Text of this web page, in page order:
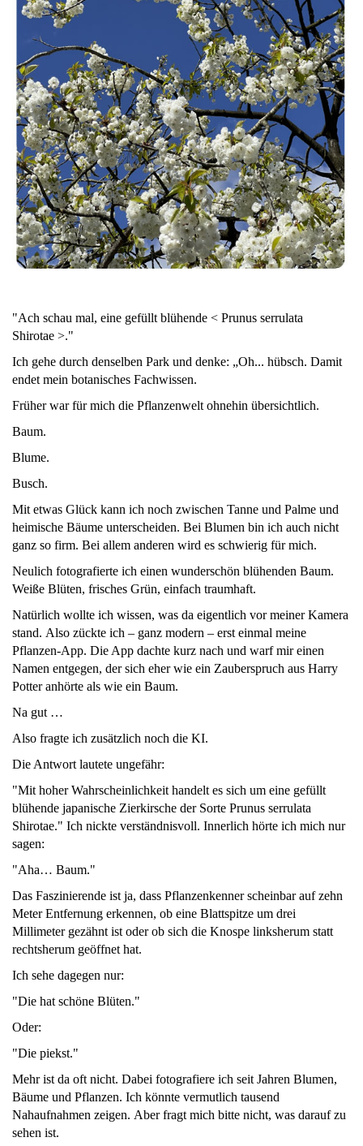
"Ach schau mal, eine gefüllt blühende < Prunus serrulata
Shirotae >."
Ich gehe durch denselben Park und denke: „Oh... hübsch. Damit
endet mein botanisches Fachwissen.
Früher war für mich die Pflanzenwelt ohnehin übersichtlich.
Baum.
Blume.
Busch.
Mit etwas Glück kann ich noch zwischen Tanne und Palme und
heimische Bäume unterscheiden. Bei Blumen bin ich auch nicht
ganz so firm. Bei allem anderen wird es schwierig für mich.
Neulich fotografierte ich einen wunderschön blühenden Baum.
Weiße Blüten, frisches Grün, einfach traumhaft.
Natürlich wollte ich wissen, was da eigentlich vor meiner Kamera
stand. Also zückte ich – ganz modern – erst einmal meine
Pflanzen-App. Die App dachte kurz nach und warf mir einen
Namen entgegen, der sich eher wie ein Zauberspruch aus Harry
Potter anhörte als wie ein Baum.
Na gut …
Also fragte ich zusätzlich noch die KI.
Die Antwort lautete ungefähr:
"Mit hoher Wahrscheinlichkeit handelt es sich um eine gefüllt
blühende japanische Zierkirsche der Sorte Prunus serrulata
Shirotae." Ich nickte verständnisvoll. Innerlich hörte ich mich nur
sagen:
"Aha… Baum."
Das Faszinierende ist ja, dass Pflanzenkenner scheinbar auf zehn
Meter Entfernung erkennen, ob eine Blattspitze um drei
Millimeter gezähnt ist oder ob sich die Knospe linksherum statt
rechtsherum geöffnet hat.
Ich sehe dagegen nur:
"Die hat schöne Blüten."
Oder:
"Die piekst."
Mehr ist da oft nicht. Dabei fotografiere ich seit Jahren Blumen,
Bäume und Pflanzen. Ich könnte vermutlich tausend
Nahaufnahmen zeigen. Aber fragt mich bitte nicht, was darauf zu
sehen ist.